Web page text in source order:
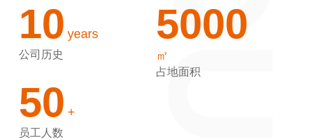
在传统机械设备上与时俱进，积极创新，依靠良好的技术支
持、独颖健全的售后服务，竭力为客户提供优质的产品质量
与满意的服务质量。
10 years
公司历史
5000
㎡
占地面积
50 +
员工人数